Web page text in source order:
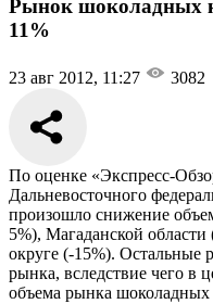
Рынок шоколадных
11%
23 авг 2012, 11:27 3082
По оценке «Экспресс-
Дальневосточного
произошло снижение
5%), Магаданской
округе (-15%). Остальные
рынка, вследствие чего в
объема рынка шоколадных